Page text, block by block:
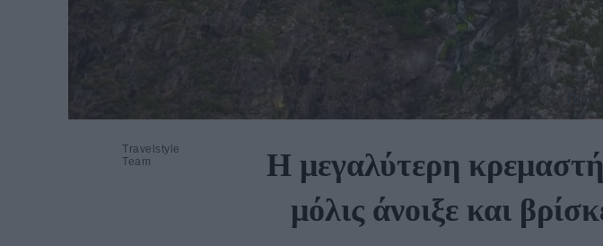
Travelstyle
Team
Η μεγαλύτερη
μόλις άνοιξε και